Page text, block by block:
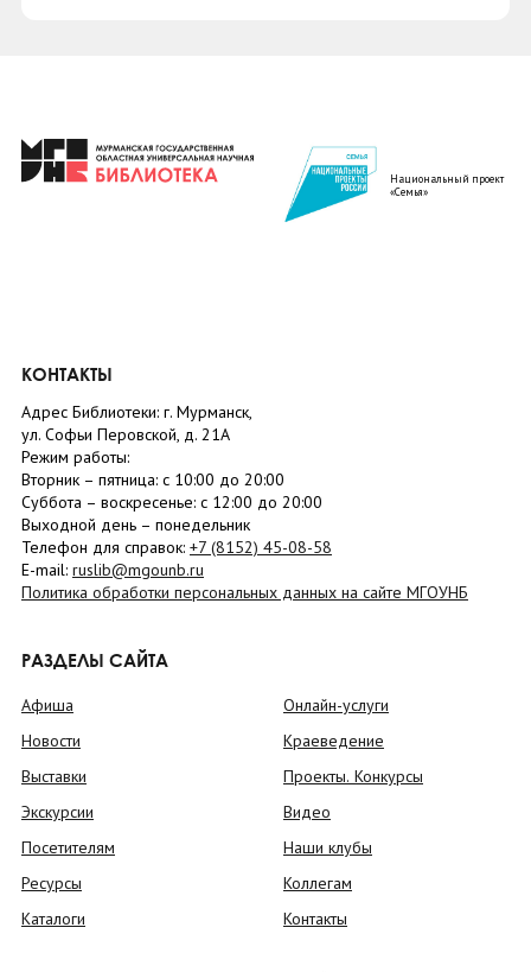
Национальный проект
«Семья»
КОНТАКТЫ
Адрес Библиотеки: г. Мурманск,
ул. Софьи Перовской, д. 21А
Режим работы:
Вторник – пятница: с 10:00 до 20:00
Суббота – воскресенье: c 12:00 до 20:00
Выходной день – понедельник
Телефон для справок: +7 (8152) 45-08-58
E-mail: ruslib@mgounb.ru
Политика обработки персональных данных на сайте МГОУНБ
РАЗДЕЛЫ САЙТА
Афиша
Новости
Выставки
Экскурсии
Посетителям
Ресурсы
Каталоги
Онлайн-услуги
Краеведение
Проекты. Конкурсы
Видео
Наши клубы
Коллегам
Контакты